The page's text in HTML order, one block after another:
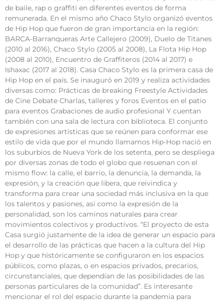
de baile, rap o graffiti en diferentes eventos de forma
remunerada. En el mismo año Chaco Stylo organizó eventos
de Hip Hop que fueron de gran importancia en la región:
BARCA-Barranqueras Arte Callejero (2009), Duelo de Titanes
(2010 al 2016), Chaco Stylo (2005 al 2008), La Flota Hip Hop
(2008 al 2010), Encuentro de Graffiteros (2014 al 2017) e
Ishaxac (2017 al 2018). Casa Chaco Stylo es la primera casa de
Hip Hop en el país. Se inauguró en 2019 y realiza actividades
diversas como: Prácticas de breaking Freestyle Actividades
de Cine Debate Charlas, talleres y foros Eventos en el patio
para eventos Grabaciones de audio profesional Y cuentan
también con una sala de lectura con biblioteca. El conjunto
de expresiones artísticas que se reúnen para conformar ese
estilo de vida que por el mundo llamamos Hip-Hop nació en
los suburbios de Nueva York de los setenta, pero se despliega
por diversas zonas de todo el globo que resuenan con el
mismo flow: la calle, el barrio, la denuncia, la demanda, la
expresión, y la creación que libera, que reivindica y
transforma para crear una sociedad más inclusiva en la que
los talentos y pasiones, así como la expresión de la
personalidad, son los caminos naturales para crear
movimientos colectivos y productivos. “El proyecto de esta
Casa surgió justamente de la idea de generar un espacio para
el desarrollo de las prácticas que hacen a la cultura del Hip
Hop y que históricamente se configuraron en los espacios
públicos, como plazas, o en espacios privados, precarios,
circunstanciales, que dependían de las posibilidades de las
personas particulares de la comunidad”. Es interesante
mencionar el rol del espacio durante la pandemia para